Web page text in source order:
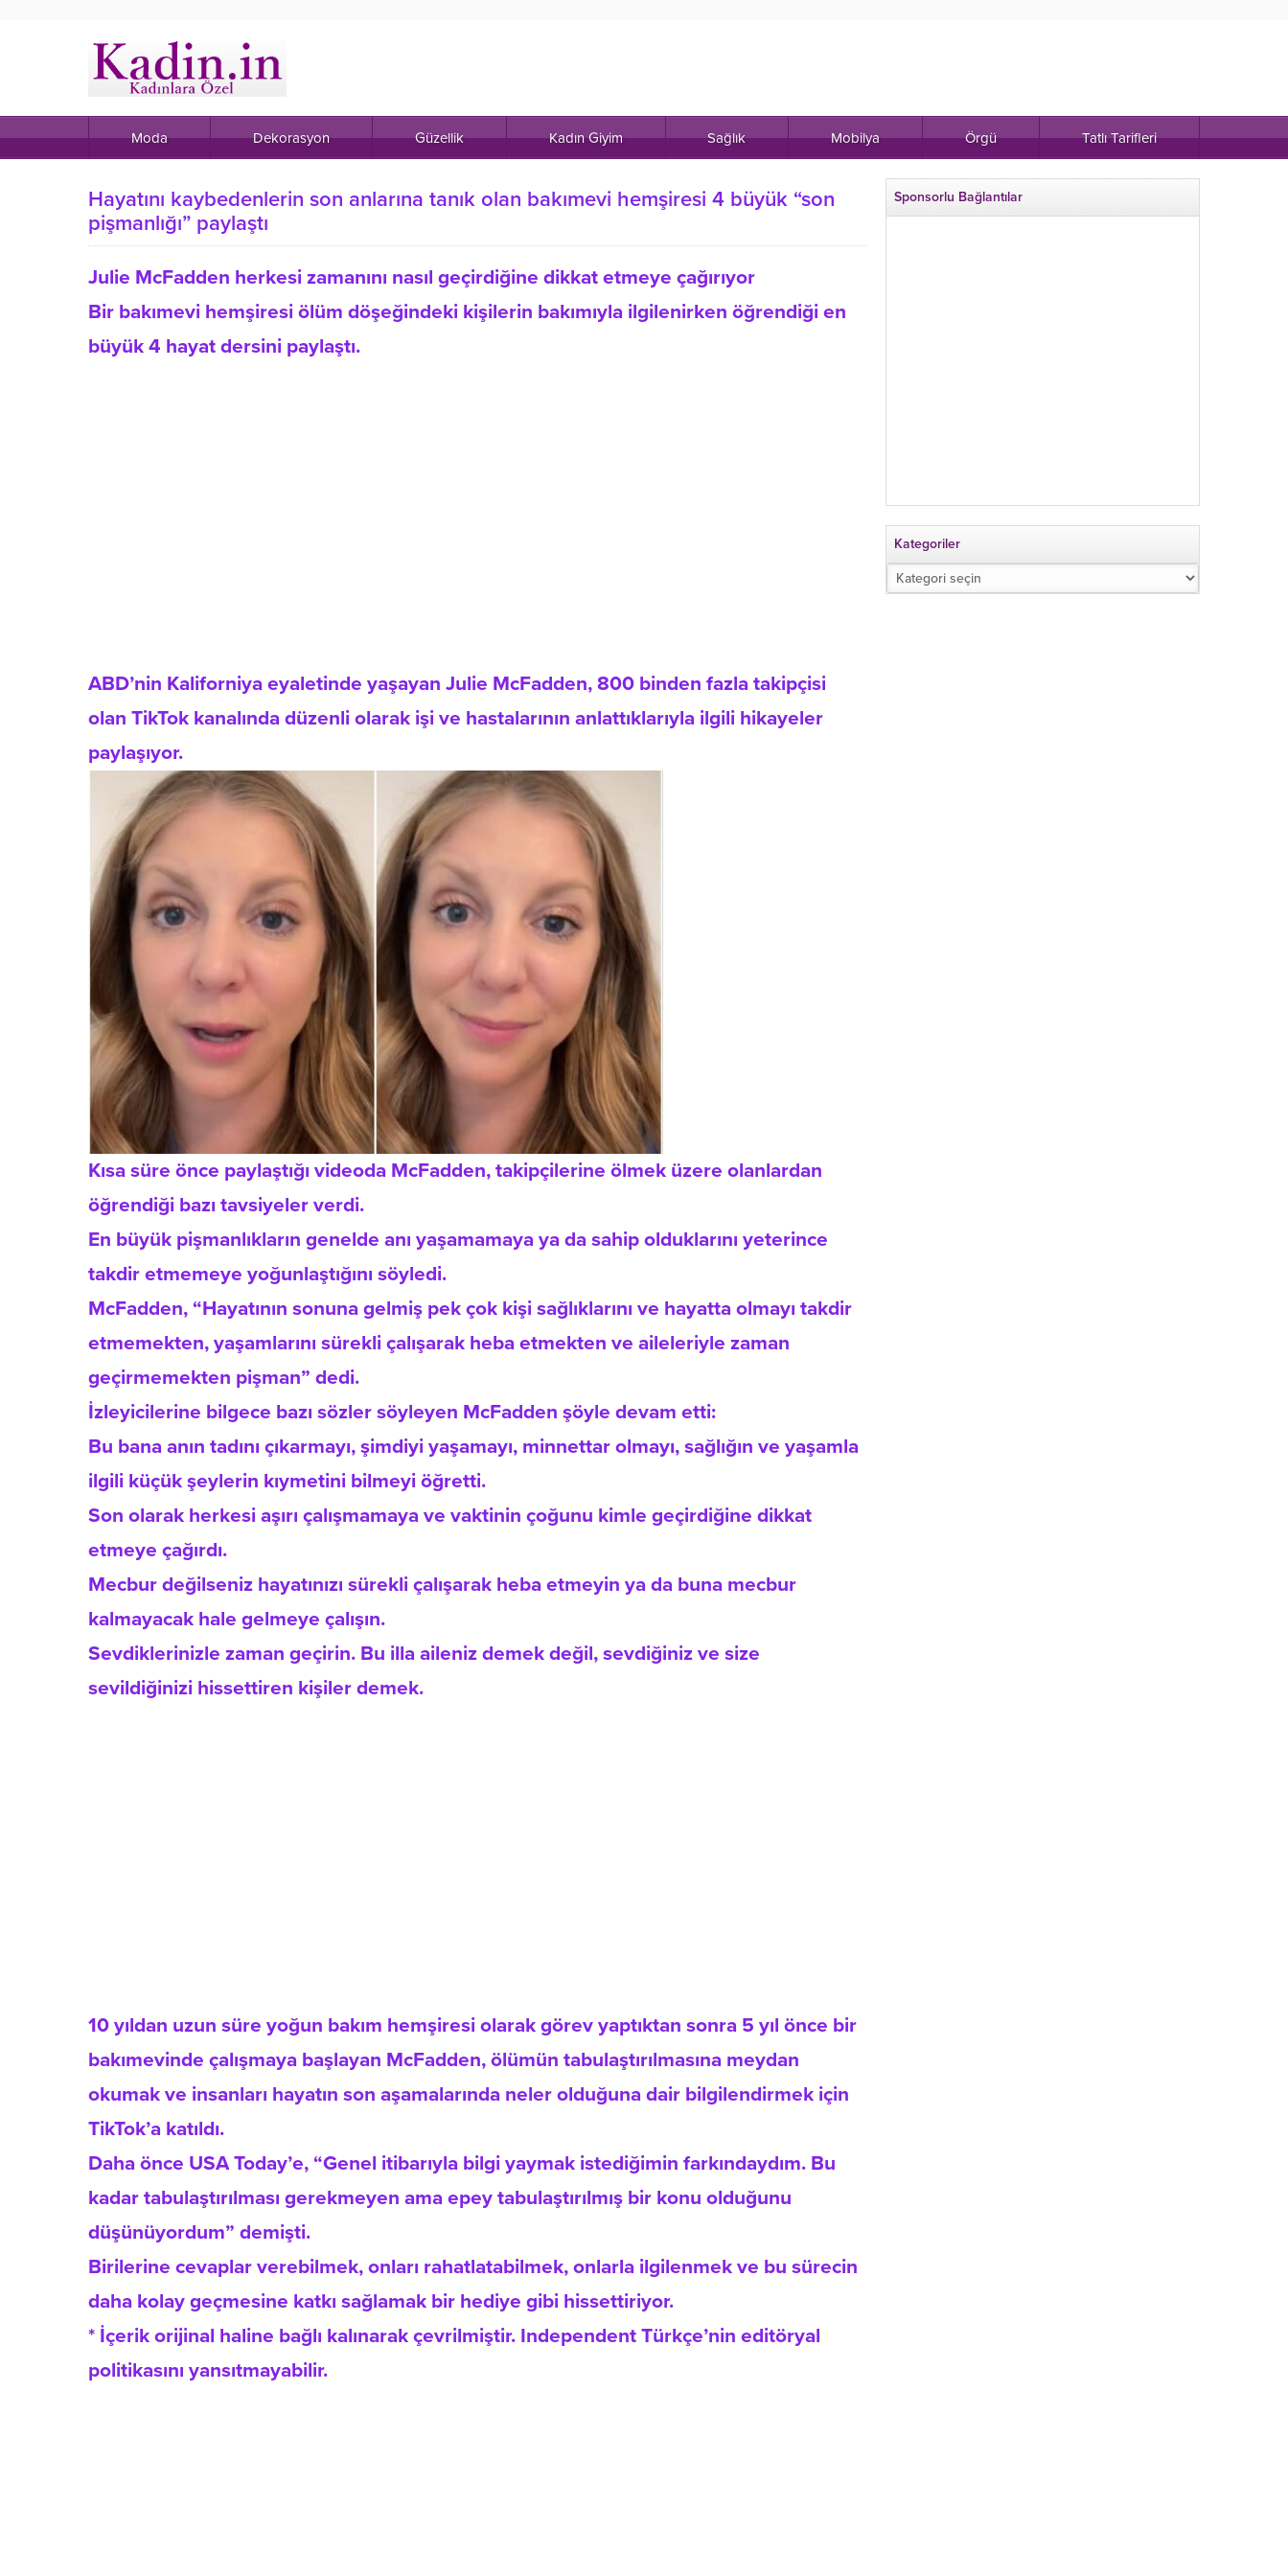
Moda Dekorasyon Güzellik Kadın Giyim Sağlık Mobilya Örgü Tatlı Tarifleri
Hayatını kaybedenlerin son anlarına tanık olan bakımevi hemşiresi 4 büyük “son
pişmanlığı” paylaştı
Julie McFadden herkesi zamanını nasıl geçirdiğine dikkat etmeye çağırıyor
Bir bakımevi hemşiresi ölüm döşeğindeki kişilerin bakımıyla ilgilenirken öğrendiği en
büyük 4 hayat dersini paylaştı.
ABD’nin Kaliforniya eyaletinde yaşayan Julie McFadden, 800 binden fazla takipçisi
olan TikTok kanalında düzenli olarak işi ve hastalarının anlattıklarıyla ilgili hikayeler
paylaşıyor.
Kısa süre önce paylaştığı videoda McFadden, takipçilerine ölmek üzere olanlardan
öğrendiği bazı tavsiyeler verdi.
En büyük pişmanlıkların genelde anı yaşamamaya ya da sahip olduklarını yeterince
takdir etmemeye yoğunlaştığını söyledi.
McFadden, “Hayatının sonuna gelmiş pek çok kişi sağlıklarını ve hayatta olmayı takdir
etmemekten, yaşamlarını sürekli çalışarak heba etmekten ve aileleriyle zaman
geçirmemekten pişman” dedi.
İzleyicilerine bilgece bazı sözler söyleyen McFadden şöyle devam etti:
Bu bana anın tadını çıkarmayı, şimdiyi yaşamayı, minnettar olmayı, sağlığın ve yaşamla
ilgili küçük şeylerin kıymetini bilmeyi öğretti.
Son olarak herkesi aşırı çalışmamaya ve vaktinin çoğunu kimle geçirdiğine dikkat
etmeye çağırdı.
Mecbur değilseniz hayatınızı sürekli çalışarak heba etmeyin ya da buna mecbur
kalmayacak hale gelmeye çalışın.
Sevdiklerinizle zaman geçirin. Bu illa aileniz demek değil, sevdiğiniz ve size
sevildiğinizi hissettiren kişiler demek.
10 yıldan uzun süre yoğun bakım hemşiresi olarak görev yaptıktan sonra 5 yıl önce bir
bakımevinde çalışmaya başlayan McFadden, ölümün tabulaştırılmasına meydan
okumak ve insanları hayatın son aşamalarında neler olduğuna dair bilgilendirmek için
TikTok’a katıldı.
Daha önce USA Today’e, “Genel itibarıyla bilgi yaymak istediğimin farkındaydım. Bu
kadar tabulaştırılması gerekmeyen ama epey tabulaştırılmış bir konu olduğunu
düşünüyordum” demişti.
Birilerine cevaplar verebilmek, onları rahatlatabilmek, onlarla ilgilenmek ve bu sürecin
daha kolay geçmesine katkı sağlamak bir hediye gibi hissettiriyor.
* İçerik orijinal haline bağlı kalınarak çevrilmiştir. Independent Türkçe’nin editöryal
politikasını yansıtmayabilir.
Sponsorlu Bağlantılar
Kategoriler
Kategoriler